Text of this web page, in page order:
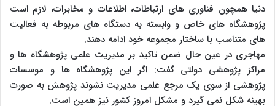
دنیا همچون فناوری های ارتباطات، اطلاعات و مخابرات، لازم است
پژوهشگاه های خاص و وابسته به دستگاه های مربوطه به فعالیت
های متناسب با ساختار مجموعه خود ادامه دهند.
مهاجری در عین حال ضمن تاکید بر مدیریت علمی پژوهشگاه ها و
مراکز پژوهشی دولتی گفت: اگر این پژوهشگاه ها و موسسات
پژوهشی از سوی یک مرجع علمی مدیریت نشوند پژوهش به صورت
بهینه شکل نمی گیرد و مشکل امروز کشور نیز همین است.